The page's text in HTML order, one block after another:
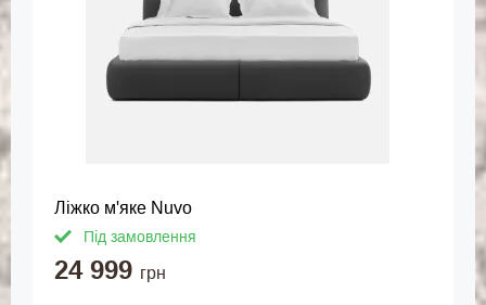
Ліжко м'яке Nuvo
Під замовлення
24 999 грн